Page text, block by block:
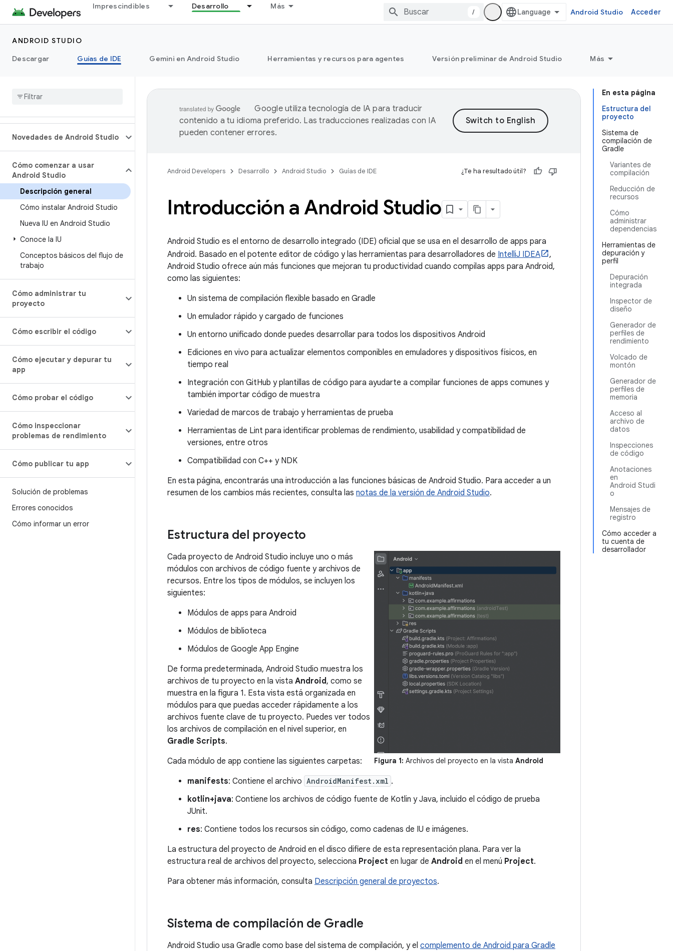
Imprescindibles Desarrollo Más
/ Android Studio Acceder
ANDROID STUDIO
Descargar
Guías de IDE Gemini en Android Studio Herramientas y recursos para agentes Versión preliminar de Android Studio Más
Novedades de Android Studio
Cómo comenzar a usar
Android Studio
Descripción general
Cómo instalar Android Studio
Nueva IU en Android Studio
Conoce la IU
Conceptos básicos del flujo de
trabajo
Cómo administrar tu
proyecto
Cómo escribir el código
Cómo ejecutar y depurar tu
app
Cómo probar el código
Cómo inspeccionar
problemas de rendimiento
Cómo publicar tu app
Solución de problemas
Errores conocidos
Cómo informar un error
En esta página
Estructura del
proyecto
Sistema de
compilación de
Gradle
Variantes de
compilación
Reducción de
recursos
Cómo
administrar
dependencias
Herramientas de
depuración y
perfil
Depuración
integrada
Inspector de
diseño
Generador de
perfiles de
rendimiento
Volcado de
montón
Generador de
perfiles de
memoria
Acceso al
archivo de
datos
Inspecciones
de código
Anotaciones
en
Android Studi
o
Mensajes de
registro
Cómo acceder a
tu cuenta de
desarrollador
Google utiliza tecnología de IA para traducir
contenido a tu idioma preferido. Las traducciones realizadas con IA
pueden contener errores.
Android Developers Desarrollo Android Studio Guías de IDE ¿Te ha resultado útil?
Introducción a Android Studio
Android Studio es el entorno de desarrollo integrado (IDE) oficial que se usa en el desarrollo de apps para
Android. Basado en el potente editor de código y las herramientas para desarrolladores de IntelliJ IDEA
,
Android Studio ofrece aún más funciones que mejoran tu productividad cuando compilas apps para Android,
como las siguientes:
Un sistema de compilación flexible basado en Gradle
Un emulador rápido y cargado de funciones
Un entorno unificado donde puedes desarrollar para todos los dispositivos Android
Ediciones en vivo para actualizar elementos componibles en emuladores y dispositivos físicos, en
tiempo real
Integración con GitHub y plantillas de código para ayudarte a compilar funciones de apps comunes y
también importar código de muestra
Variedad de marcos de trabajo y herramientas de prueba
Herramientas de Lint para identificar problemas de rendimiento, usabilidad y compatibilidad de
versiones, entre otros
Compatibilidad con C++ y NDK
En esta página, encontrarás una introducción a las funciones básicas de Android Studio. Para acceder a un
resumen de los cambios más recientes, consulta las notas de la versión de Android Studio.
Estructura del proyecto
Figura 1: Archivos del proyecto en la vista Android
Cada proyecto de Android Studio incluye uno o más
módulos con archivos de código fuente y archivos de
recursos. Entre los tipos de módulos, se incluyen los
siguientes:
Módulos de apps para Android
Módulos de biblioteca
Módulos de Google App Engine
De forma predeterminada, Android Studio muestra los
archivos de tu proyecto en la vista Android, como se
muestra en la figura 1. Esta vista está organizada en
módulos para que puedas acceder rápidamente a los
archivos fuente clave de tu proyecto. Puedes ver todos
los archivos de compilación en el nivel superior, en
Gradle Scripts.
Cada módulo de app contiene las siguientes carpetas:
manifests: Contiene el archivo AndroidManifest.xml .
kotlin+java: Contiene los archivos de código fuente de Kotlin y Java, incluido el código de prueba
JUnit.
res: Contiene todos los recursos sin código, como cadenas de IU e imágenes.
La estructura del proyecto de Android en el disco difiere de esta representación plana. Para ver la
estructura real de archivos del proyecto, selecciona Project en lugar de Android en el menú Project.
Para obtener más información, consulta Descripción general de proyectos.
Sistema de compilación de Gradle
Android Studio usa Gradle como base del sistema de compilación, y el complemento de Android para Gradle